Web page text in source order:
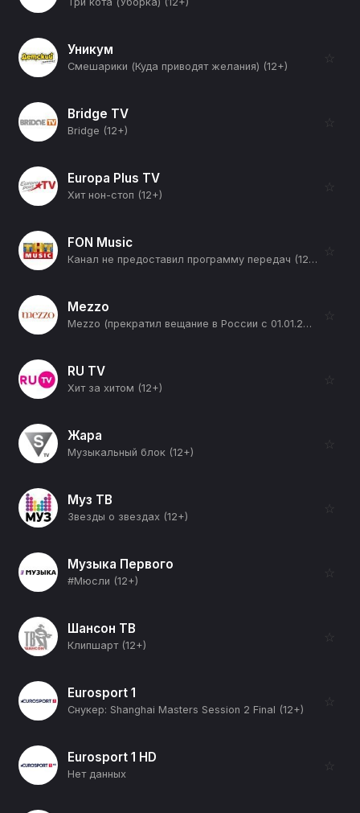
Уникум
Смешарики (Куда приводят желания) (12+)
☆
Bridge TV
Bridge (12+)
☆
Europa Plus TV
Хит нон-стоп (12+)
☆
FON Music
Канал не предоставил программу передач (12+)
☆
Mezzo
Mezzo (прекратил вещание в России с 01.01.2026) (12+)
☆
RU TV
Хит за хитом (12+)
☆
Жара
Музыкальный блок (12+)
☆
Муз ТВ
Звезды о звездах (12+)
☆
Музыка Первого
#Мюсли (12+)
☆
Шансон ТВ
Клипшарт (12+)
☆
Eurosport 1
Снукер: Shanghai Masters Session 2 Final (12+)
☆
Eurosport 1 HD
Нет данных
☆